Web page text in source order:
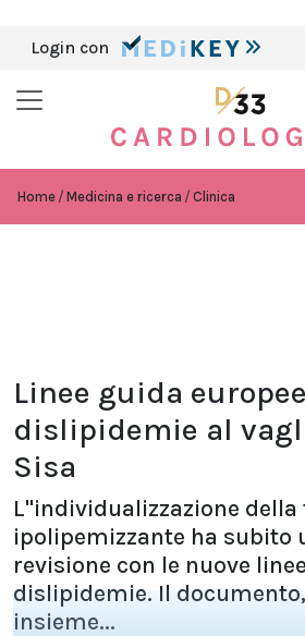
Login con
Home Medicina e ricerca Clinica
Linee guida
dislipidemie al
Sisa
L''individualizzazione della
ipolipemizzante ha subito
revisione con le nuove
dislipidemie. Il
insieme...